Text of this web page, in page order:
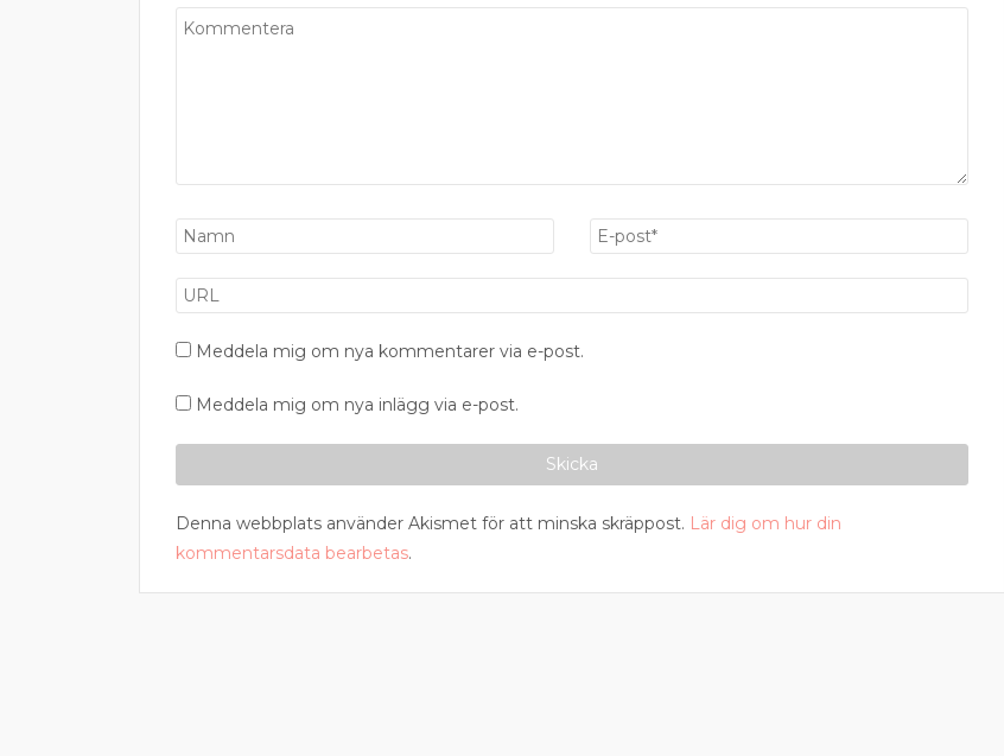
Meddela mig om nya kommentarer via e-post.
Meddela mig om nya inlägg via e-post.
Denna webbplats använder Akismet för att minska skräppost. Lär dig om hur din
kommentarsdata bearbetas.